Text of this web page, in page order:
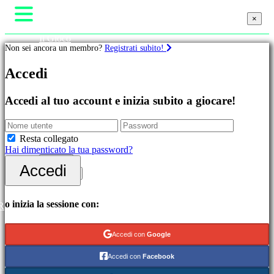
In
evidenza
Novità
Free
to
Play
Categorie
Giochi
azione
di
Giochi
Il Gioco
Gameplay
Notizie
Assistenza
Negozio
Registrati
×
Non sei ancora un membro? Registrati subito!
Accedi
Accedi al tuo account e inizia subito a giocare!
Resta collegato
Hai dimenticato la tua password?
Accedi
o inizia la sessione con:
Accedi con Google
Accedi con Facebook
×
×